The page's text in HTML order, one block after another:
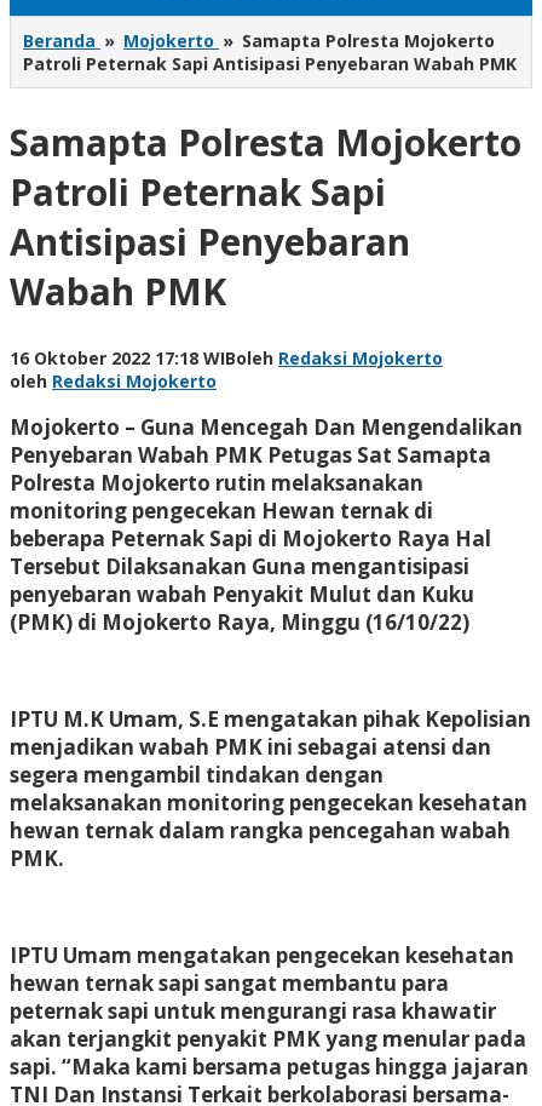
Beranda » Mojokerto » Samapta Polresta Mojokerto
Patroli Peternak Sapi Antisipasi Penyebaran Wabah PMK
Samapta Polresta Mojokerto
Patroli Peternak Sapi
Antisipasi Penyebaran
Wabah PMK
16 Oktober 2022 17:18 WIBoleh Redaksi Mojokerto
oleh Redaksi Mojokerto
Mojokerto – Guna Mencegah Dan Mengendalikan
Penyebaran Wabah PMK Petugas Sat Samapta
Polresta Mojokerto rutin melaksanakan
monitoring pengecekan Hewan ternak di
beberapa Peternak Sapi di Mojokerto Raya Hal
Tersebut Dilaksanakan Guna mengantisipasi
penyebaran wabah Penyakit Mulut dan Kuku
(PMK) di Mojokerto Raya, Minggu (16/10/22)
IPTU M.K Umam, S.E mengatakan pihak Kepolisian
menjadikan wabah PMK ini sebagai atensi dan
segera mengambil tindakan dengan
melaksanakan monitoring pengecekan kesehatan
hewan ternak dalam rangka pencegahan wabah
PMK.
IPTU Umam mengatakan pengecekan kesehatan
hewan ternak sapi sangat membantu para
peternak sapi untuk mengurangi rasa khawatir
akan terjangkit penyakit PMK yang menular pada
sapi. “Maka kami bersama petugas hingga jajaran
TNI Dan Instansi Terkait berkolaborasi bersama-